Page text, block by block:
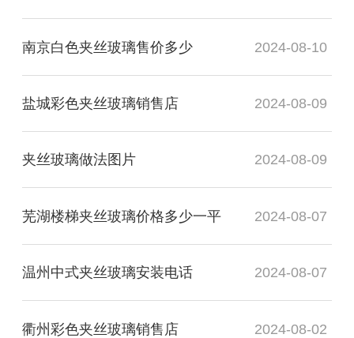
南京白色夹丝玻璃售价多少 2024-08-10
盐城彩色夹丝玻璃销售店 2024-08-09
夹丝玻璃做法图片 2024-08-09
芜湖楼梯夹丝玻璃价格多少一平 2024-08-07
温州中式夹丝玻璃安装电话 2024-08-07
衢州彩色夹丝玻璃销售店 2024-08-02